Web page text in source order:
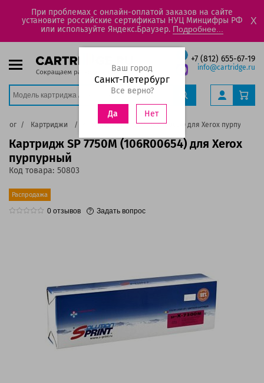
При проблемах с онлайн-оплатой заказов на сайте
установите российские сертификаты НУЦ Минцифры РФ
или используйте Яндекс.Браузер. Подробнее...
X
+7 (812) 655-67-19
info@cartridge.ru
Ваш город
Санкт-Петербург
Все верно?
Да Нет
Картриджи Картридж SP 7750M (106R00654) для Xerox пурпурный
Картридж SP 7750M (106R00654) для Xerox
пурпурный
Код товара: 50803
Распродажа
0 отзывов Задать вопрос